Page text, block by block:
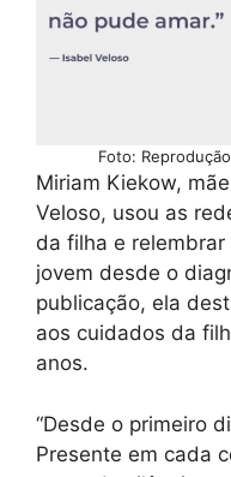
Foto:
Miriam Kiekow,
Veloso, usou as
da filha e
jovem desde o
publicação, ela
aos cuidados da
anos.
“Desde o primeiro
Presente em cada